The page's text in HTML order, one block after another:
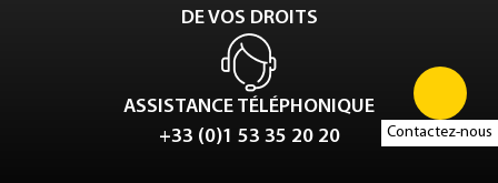
Contactez-nous
DE VOS DROITS
ASSISTANCE TÉLÉPHONIQUE
+33 (0)1 53 35 20 20